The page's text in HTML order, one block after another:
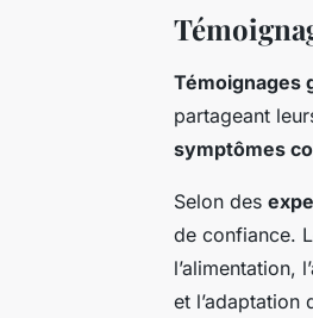
Témoignages
partageant
symptômes
Selon des
de confiance.
l’alimentation,
et l’adaptation